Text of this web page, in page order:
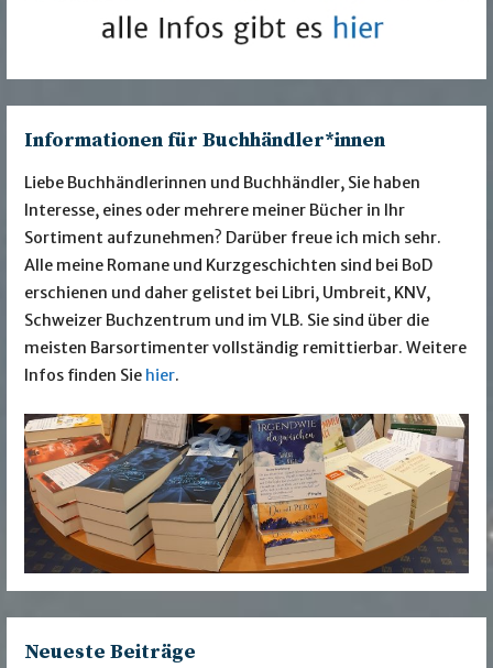
Informationen für Buchhändler*innen
Liebe Buchhändlerinnen und Buchhändler, Sie haben
Interesse, eines oder mehrere meiner Bücher in Ihr
Sortiment aufzunehmen? Darüber freue ich mich sehr.
Alle meine Romane und Kurzgeschichten sind bei BoD
erschienen und daher gelistet bei Libri, Umbreit, KNV,
Schweizer Buchzentrum und im VLB. Sie sind über die
meisten Barsortimenter vollständig remittierbar. Weitere
Infos finden Sie hier.
Neueste Beiträge